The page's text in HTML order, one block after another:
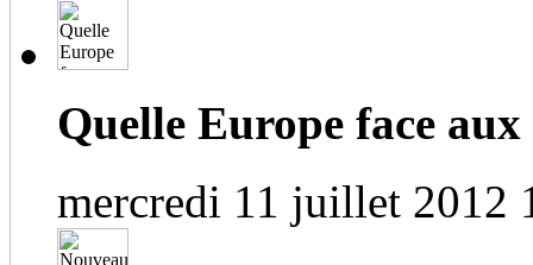
Quelle Europe face
mercredi 11 juillet 2012